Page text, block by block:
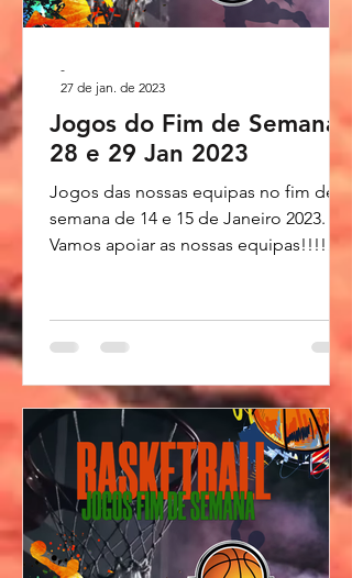
Jogos do Fim de Semana
28 e 29 Jan 2023
Jogos das nossas equipas no fim de
semana de 14 e 15 de Janeiro 2023.
Vamos apoiar as nossas equipas!!!!
-
27 de jan. de 2023